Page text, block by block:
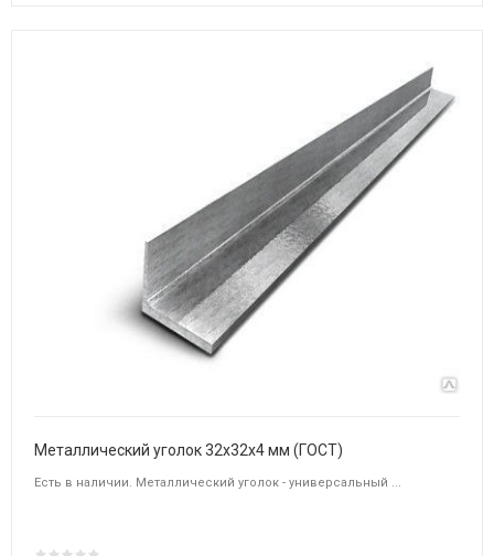
Металлический уголок 32х32х4 мм (ГОСТ)
Есть в наличии. Металлический уголок - универсальный ...